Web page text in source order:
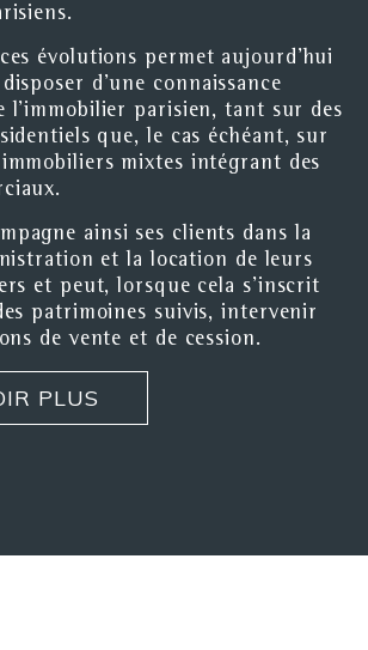
ces évolutions permet aujourd’hui
d’une connaissance
l’immobilier parisien, tant sur des
que, le cas échéant, sur
immobiliers mixtes intégrant des
ainsi ses clients dans la
et la location de leurs
et peut, lorsque cela s’inscrit
patrimoines suivis, intervenir
de vente et de cession.
PLUS